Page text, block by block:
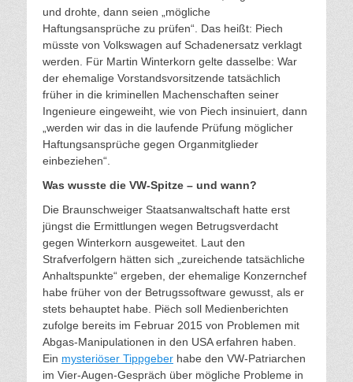
und drohte, dann seien „mögliche
Haftungsansprüche zu prüfen“. Das heißt: Piech
müsste von Volkswagen auf Schadenersatz verklagt
werden. Für Martin Winterkorn gelte dasselbe: War
der ehemalige Vorstandsvorsitzende tatsächlich
früher in die kriminellen Machenschaften seiner
Ingenieure eingeweiht, wie von Piech insinuiert, dann
„werden wir das in die laufende Prüfung möglicher
Haftungsansprüche gegen Organmitglieder
einbeziehen“.
Was wusste die VW-Spitze – und wann?
Die Braunschweiger Staatsanwaltschaft hatte erst
jüngst die Ermittlungen wegen Betrugsverdacht
gegen Winterkorn ausgeweitet. Laut den
Strafverfolgern hätten sich „zureichende tatsächliche
Anhaltspunkte“ ergeben, der ehemalige Konzernchef
habe früher von der Betrugssoftware gewusst, als er
stets behauptet habe. Piëch soll Medienberichten
zufolge bereits im Februar 2015 von Problemen mit
Abgas-Manipulationen in den USA erfahren haben.
Ein mysteriöser Tippgeber habe den VW-Patriarchen
im Vier-Augen-Gespräch über mögliche Probleme in